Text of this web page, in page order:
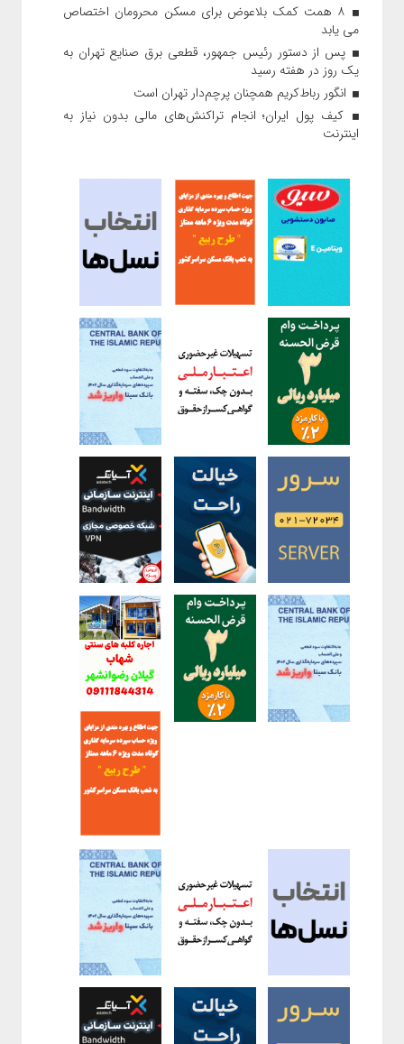
۸ همت کمک بلاعوض برای مسکن محرومان اختصاص
می یابد
پس از دستور رئیس‌ جمهور، قطعی برق صنایع تهران به
یک روز در هفته رسید
انگور رباط‌کریم همچنان پرچم‌دار تهران است
کیف پول ایران؛ انجام تراکنش‌های مالی بدون نیاز به
اینترنت